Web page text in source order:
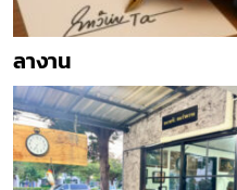
ลางาน